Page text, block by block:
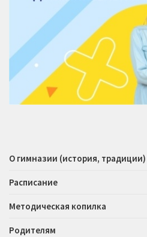
О гимназии (история, традиции)
Расписание
Методическая копилка
Родителям